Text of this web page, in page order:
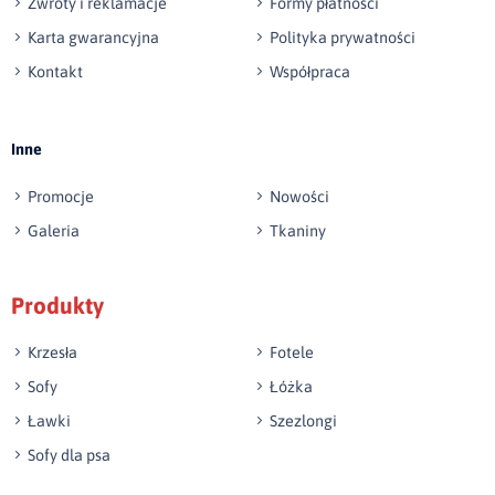
Wyślij opinię
Karta gwarancyjna
Polityka prywatności
Kontakt
Współpraca
Inne
Promocje
Nowości
Galeria
Tkaniny
Produkty
Krzesła
Fotele
Sofy
Łóżka
Ławki
Szezlongi
Sofy dla psa